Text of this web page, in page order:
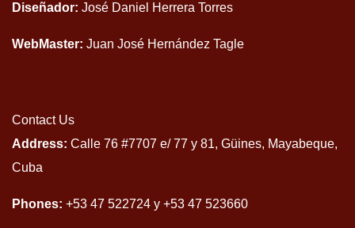
Diseñador: José Daniel Herrera Torres
WebMaster: Juan José Hernández Tagle
Contact Us
Address: Calle 76 #7707 e/ 77 y 81, Güines, Mayabeque,
Cuba
Phones: +53 47 522724 y +53 47 523660